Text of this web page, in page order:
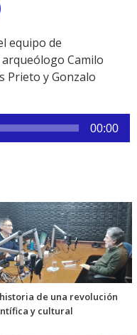
Link
equipo de
Camilo
Prieto y Gonzalo
00:00
de una revolución
y cultural